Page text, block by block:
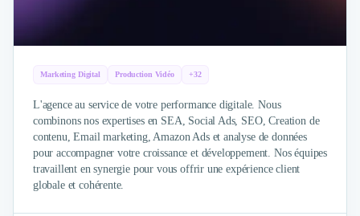
Design Thinking
Développement Logiciel
Création de Site Internet
Développement d'Application Mobile
Développement E-commerce
Direction Artistique
Cybersécurité
Marketing Digital Production Vidéo +32
L'agence au service de votre performance digitale. Nous
combinons nos expertises en SEA, Social Ads, SEO, Creation de
contenu, Email marketing, Amazon Ads et analyse de données
pour accompagner votre croissance et développement. Nos équipes
travaillent en synergie pour vous offrir une expérience client
globale et cohérente.